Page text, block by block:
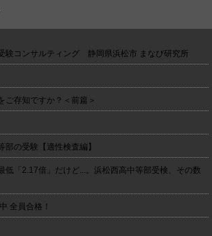
験コンサルティング 静岡県浜松市 まなび研究所
ご存知ですか？＜前篇＞
部の受験【適性検査編】
低「2.17倍」だけど...。浜松西高中等部受検、その数
全員合格！